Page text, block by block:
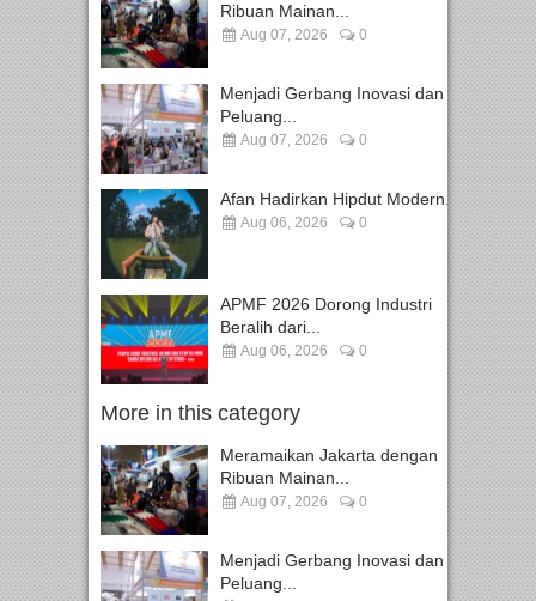
Ribuan Mainan...
Aug 07, 2026 0
Menjadi Gerbang Inovasi dan
Peluang...
Aug 07, 2026 0
Afan Hadirkan Hipdut Modern...
Aug 06, 2026 0
APMF 2026 Dorong Industri
Beralih dari...
Aug 06, 2026 0
More in this category
Meramaikan Jakarta dengan
Ribuan Mainan...
Aug 07, 2026 0
Menjadi Gerbang Inovasi dan
Peluang...